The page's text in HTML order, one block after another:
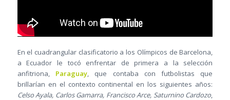
En el cuadrangular clasificatorio a los Olímpicos de Barcelona,
a Ecuador le tocó enfrentar de primera a la selección
anfitriona, Paraguay, que contaba con futbolistas que
brillarían en el contexto continental en los siguientes años:
Celso Ayala, Carlos Gamarra, Francisco Arce, Saturnino Cardozo